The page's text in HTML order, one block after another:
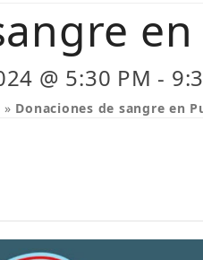
@ 5:30 PM -
» Donaciones de sangre en